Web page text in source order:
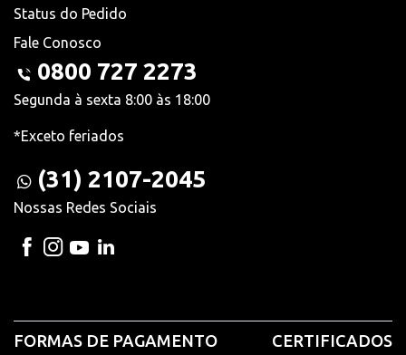
Status do Pedido
Fale Conosco
0800 727 2273
Segunda à sexta 8:00 às 18:00
*Exceto feriados
(31) 2107-2045
Nossas Redes Sociais
FORMAS DE PAGAMENTO CERTIFICADOS